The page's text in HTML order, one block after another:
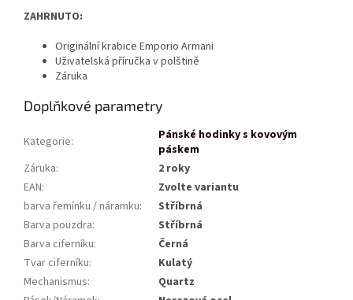
ZAHRNUTO:
Originální krabice Emporio Armani
Uživatelská příručka v polštině
Záruka
Doplňkové parametry
Kategorie:
Pánské hodinky s kovovým
páskem
Záruka:
2 roky
EAN:
Zvolte variantu
barva řemínku / náramku:
Stříbrná
Barva pouzdra:
Stříbrná
Barva ciferníku:
Černá
Tvar ciferníku:
Kulatý
Mechanismus:
Quartz